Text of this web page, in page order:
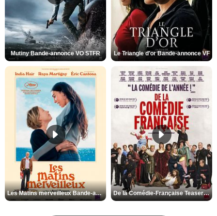
Mutiny Bande-annonce VO STFR Le Triangle d'or Bande-annonce VF
Les Matins merveilleux Bande-annonce VF De la Comédie-Française Teaser VF